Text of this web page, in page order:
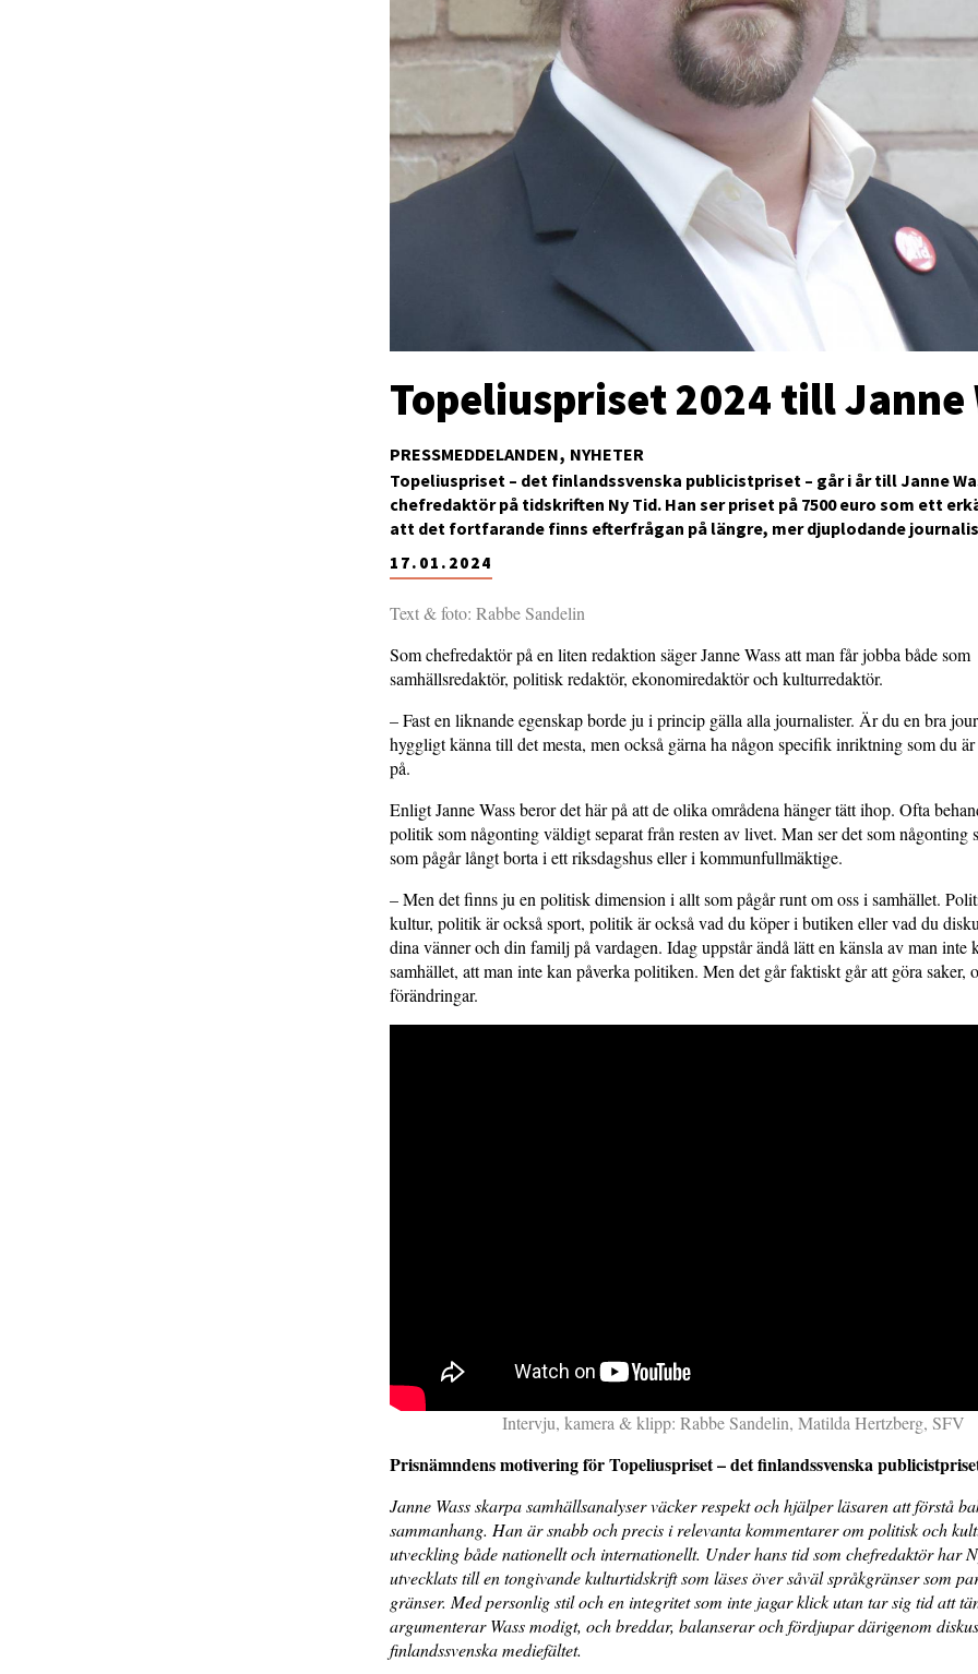
PRESSMEDDELANDEN NYHETER
Topeliuspriset 2024 till Janne
17.01.2024
Topeliuspriset – det finlandssvenska publicistpriset – går i år till Janne
chefredaktör på tidskriften Ny Tid. Han ser priset på 7500 euro som ett
att det fortfarande finns efterfrågan på längre, mer djuplodande
Text & foto: Rabbe Sandelin
Som chefredaktör på en liten redaktion säger Janne Wass att man får jobba både som
samhällsredaktör, politisk redaktör, ekonomiredaktör och kulturredaktör.
– Fast en liknande egenskap borde ju i princip gälla alla journalister. Är du en bra
hyggligt känna till det mesta, men också gärna ha någon specifik inriktning som du
på.
Enligt Janne Wass beror det här på att de olika områdena hänger tätt ihop. Ofta
politik som någonting väldigt separat från resten av livet. Man ser det som någonting
som pågår långt borta i ett riksdagshus eller i kommunfullmäktige.
– Men det finns ju en politisk dimension i allt som pågår runt om oss i samhället.
kultur, politik är också sport, politik är också vad du köper i butiken eller vad du
dina vänner och din familj på vardagen. Idag uppstår ändå lätt en känsla av man inte
samhället, att man inte kan påverka politiken. Men det går faktiskt går att göra saker,
förändringar.
Intervju, kamera & klipp: Rabbe Sandelin, Matilda Hertzberg, SFV
Prisnämndens motivering för Topeliuspriset – det finlandssvenska
Janne Wass skarpa samhällsanalyser väcker respekt och hjälper läsaren att förstå
sammanhang. Han är snabb och precis i relevanta kommentarer om politisk och
utveckling både nationellt och internationellt. Under hans tid som chefredaktör har
utvecklats till en tongivande kulturtidskrift som läses över såväl språkgränser som
gränser. Med personlig stil och en integritet som inte jagar klick utan tar sig tid att
argumenterar Wass modigt, och breddar, balanserar och fördjupar därigenom
finlandssvenska mediefältet.